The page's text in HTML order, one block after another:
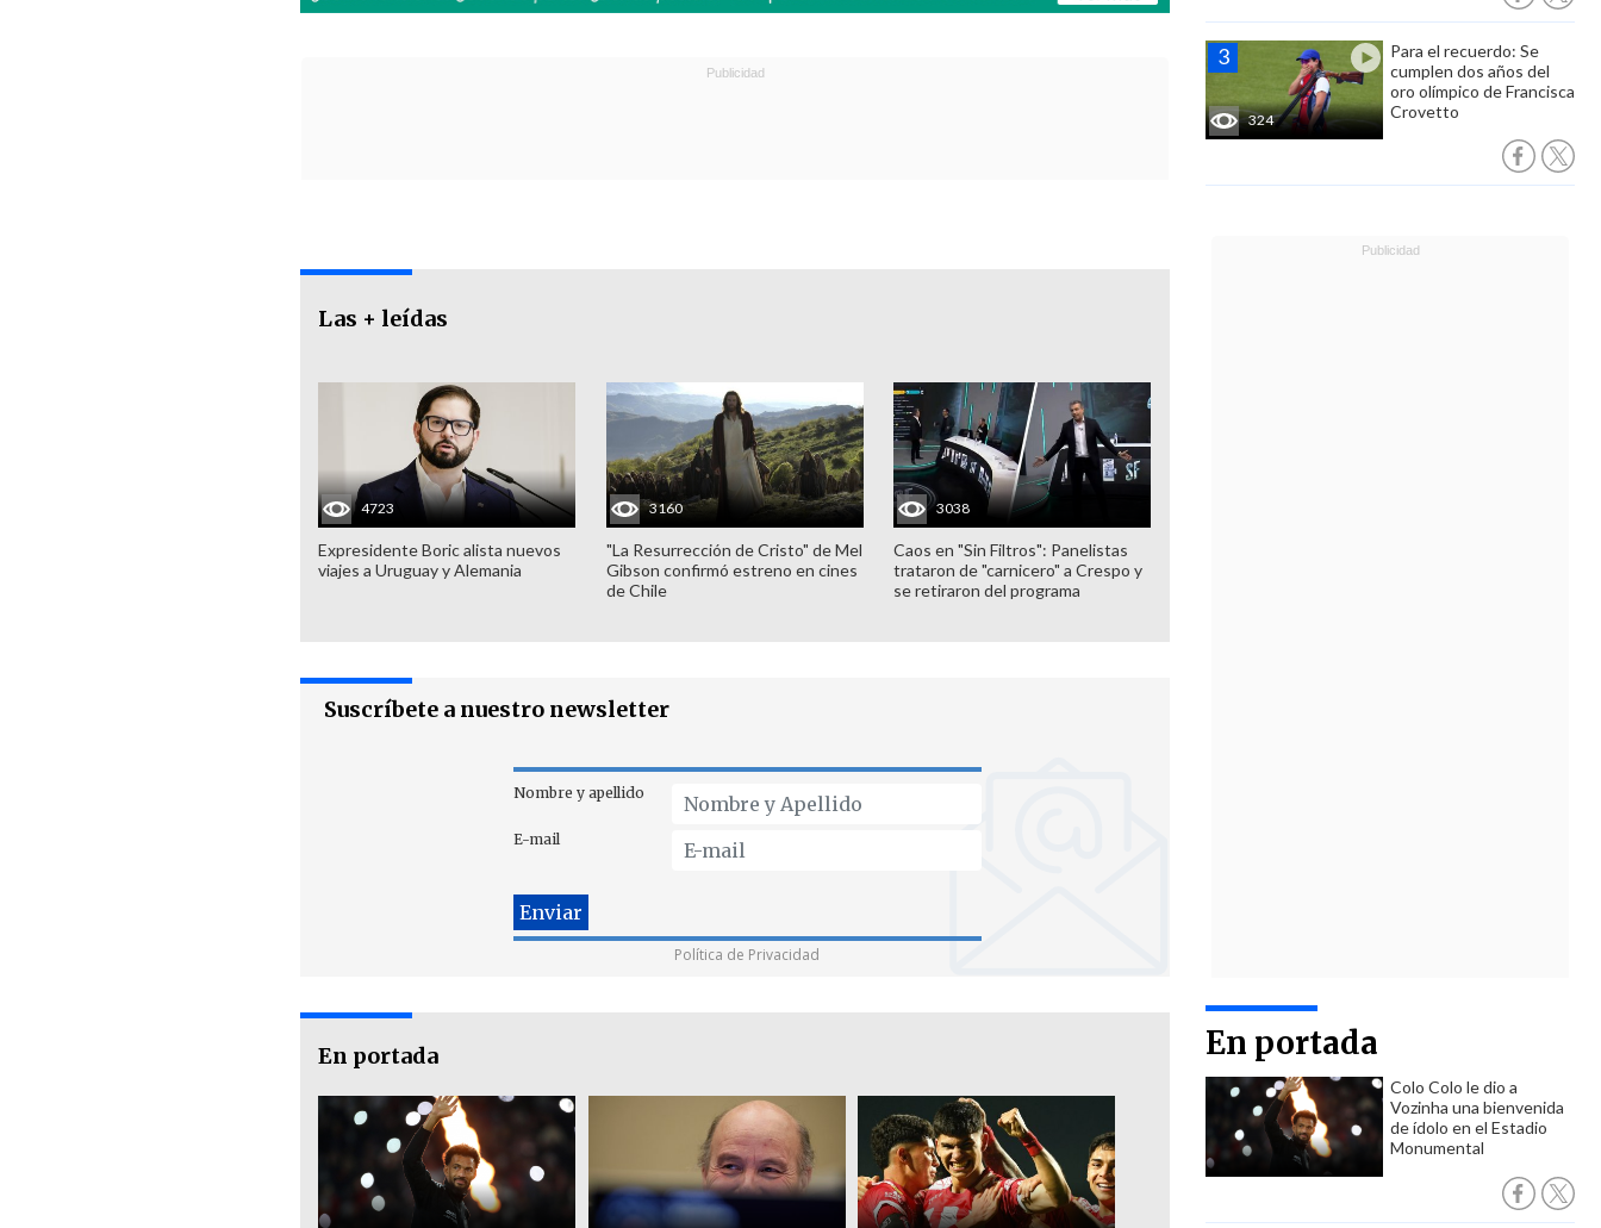
324
Para el recuerdo: Se
cumplen dos años del
oro olímpico de Francisca
Crovetto
En portada
Colo Colo le dio a
Vozinha una bienvenida
de ídolo en el Estadio
Monumental
Las + leídas
4723
Expresidente Boric alista nuevos
viajes a Uruguay y Alemania
3160
"La Resurrección de Cristo" de Mel
Gibson confirmó estreno en cines
de Chile
3038
Caos en "Sin Filtros": Panelistas
trataron de "carnicero" a Crespo y
se retiraron del programa
Suscríbete a nuestro newsletter
Nombre y apellido
E-mail
Política de Privacidad
En portada